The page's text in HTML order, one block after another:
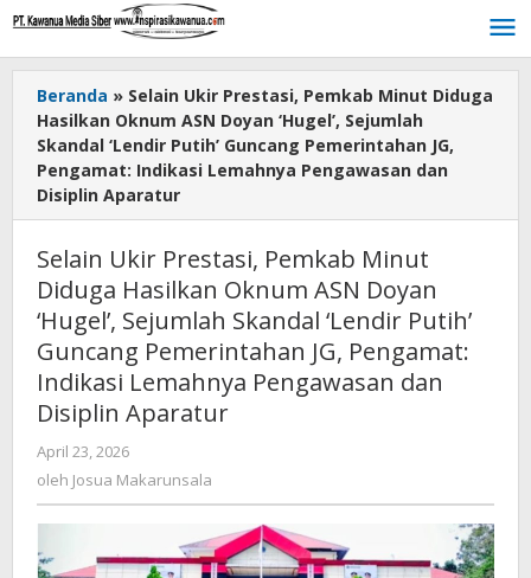
Lewati
konten
Beranda » Selain Ukir Prestasi, Pemkab Minut Diduga
Hasilkan Oknum ASN Doyan ‘Hugel’, Sejumlah
Skandal ‘Lendir Putih’ Guncang Pemerintahan JG,
Pengamat: Indikasi Lemahnya Pengawasan dan
Disiplin Aparatur
Selain Ukir Prestasi, Pemkab Minut
Diduga Hasilkan Oknum ASN Doyan
‘Hugel’, Sejumlah Skandal ‘Lendir Putih’
Guncang Pemerintahan JG, Pengamat:
Indikasi Lemahnya Pengawasan dan
Disiplin Aparatur
April 23, 2026
Josua
oleh Josua Makarunsala